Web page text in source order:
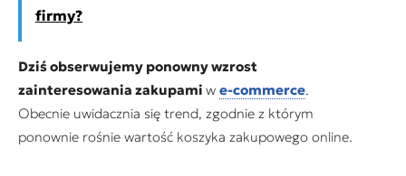
firmy?
Dziś obserwujemy ponowny wzrost
zainteresowania zakupami w e-commerce.
Obecnie uwidacznia się trend, zgodnie z którym
ponownie rośnie wartość koszyka zakupowego online.